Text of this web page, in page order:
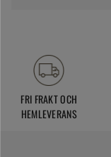
FRI FRAKT OCH
HEMLEVERANS